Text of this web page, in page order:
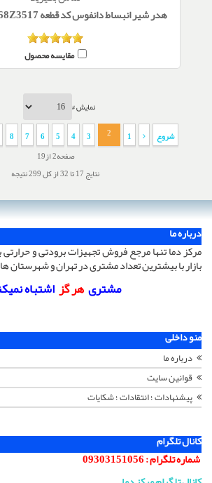
هدر شیر انبساط دانفوس کد قطعه 068Z3517 مدل TEZ 2
مقایسه محصول
نمایش #
شروع
1
2
3
4
5
6
7
8
صفحه2 از19
نتایج 17 تا 32 از کل 299 نتیجه
درباره ما
مرکز دما تنها مرجع فروش تجهیزات برودتی و
بازار با بیشترین تعداد مشتری در تهران و شهرستان ها
مشتریهر گزاشتباه
منو داخلی
درباره ما
قوانین سایت
پیشنهادات ؛ انتقادات ؛ شکایات
کانال تلگرام
شماره تلگرام :09303151056